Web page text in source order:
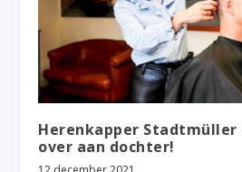
Herenkapper Stadtmüller
over aan dochter!